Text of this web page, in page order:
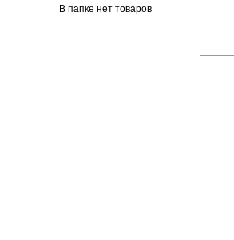
В папке нет товаров